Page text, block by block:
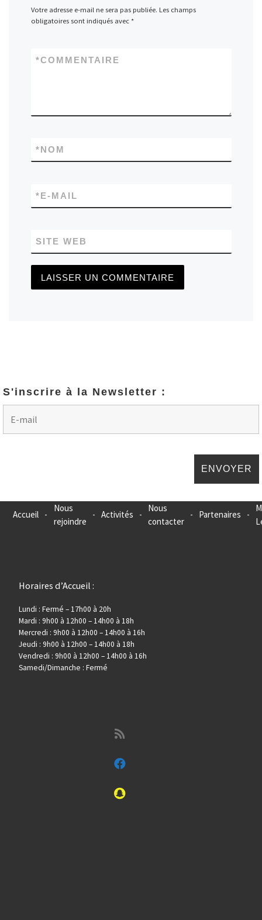
Votre adresse e-mail ne sera pas publiée. Les champs
obligatoires sont indiqués avec *
COMMENTAIRE
*
NOM
*
E-MAIL
*
SITE WEB
S'inscrire à la Newsletter :
Accueil -
Nous
rejoindre
- Activités -
Nous
contacter
- Partenaires -
Horaires d’Accueil :
Lundi : Fermé – 17h00 à 20h
Mardi : 9h00 à 12h00 – 14h00 à 18h
Mercredi : 9h00 à 12h00 – 14h00 à 16h
Jeudi : 9h00 à 12h00 – 14h00 à 18h
Vendredi : 9h00 à 12h00 – 14h00 à 16h
Samedi/Dimanche : Fermé